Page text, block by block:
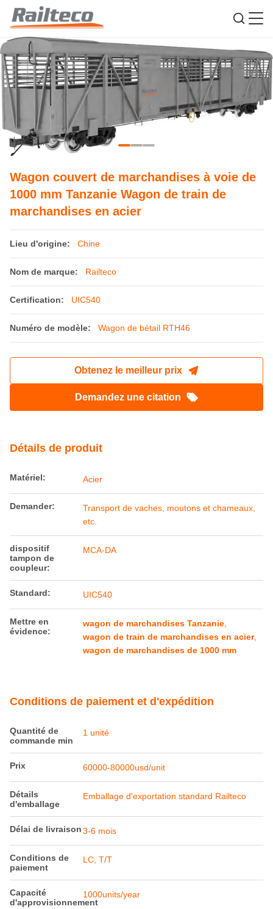
Wagon couvert de marchandises à voie de
1000 mm Tanzanie Wagon de train de
marchandises en acier
Lieu d'origine: Chine
Nom de marque: Railteco
Certification: UIC540
Numéro de modèle: Wagon de bétail RTH46
Obtenez le meilleur prix
Demandez une citation
Détails de produit
Matériel: Acier
Demander:
Transport de vaches, moutons et chameaux,
etc.
dispositif
tampon de
coupleur:
MCA-DA
Standard: UIC540
Mettre en
évidence:
wagon de marchandises Tanzanie
wagon de train de marchandises en acier,
wagon de marchandises de 1000 mm
Conditions de paiement et d'expédition
Quantité de
commande min
1 unité
Prix 60000-80000usd/unit
Détails
d'emballage
Emballage d'exportation standard Railteco
Délai de livraison3-6 mois
Conditions de
paiement
LC, T/T
Capacité
d'approvisionnement
1000units/year